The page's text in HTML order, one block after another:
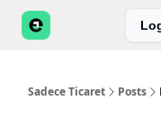
Sadece Ticaret Posts